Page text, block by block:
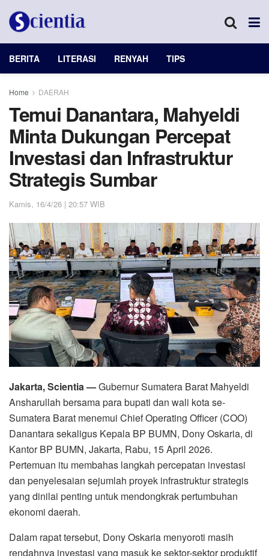
BERITA LITERASI RENYAH TIPS
Home DAERAH
Temui Danantara, Mahyeldi
Minta Dukungan Percepat
Investasi dan Infrastruktur
Strategis Sumbar
Kamis, 16/4/26 | 20:57 WIB
Jakarta, Scientia —Gubernur Sumatera Barat Mahyeldi
Ansharullah bersama para bupati dan wali kota se-
Sumatera Barat menemui Chief Operating Officer (COO)
Danantara sekaligus Kepala BP BUMN, Dony Oskaria, di
Kantor BP BUMN, Jakarta, Rabu, 15 April 2026.
Pertemuan itu membahas langkah percepatan investasi
dan penyelesaian sejumlah proyek infrastruktur strategis
yang dinilai penting untuk mendongkrak pertumbuhan
ekonomi daerah.
Dalam rapat tersebut, Dony Oskaria menyoroti masih
rendahnya investasi yang masuk ke sektor-sektor produktif